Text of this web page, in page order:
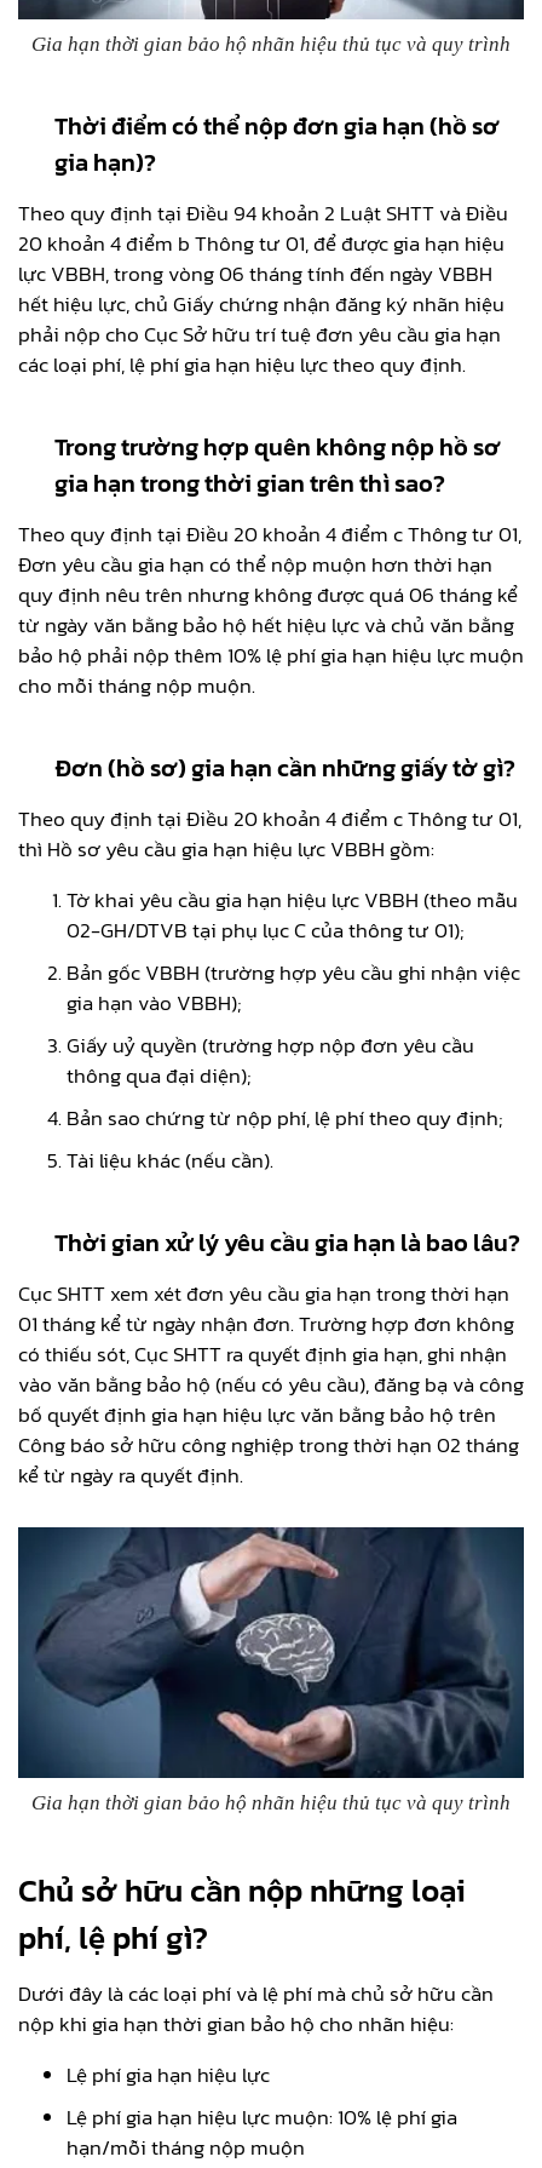
Gia hạn thời gian bảo hộ nhãn hiệu thủ tục và quy trình
Thời điểm có thể nộp đơn gia hạn (hồ sơ
gia hạn)?
Theo quy định tại Điều 94 khoản 2 Luật SHTT và Điều
20 khoản 4 điểm b Thông tư 01, để được gia hạn hiệu
lực VBBH, trong vòng 06 tháng tính đến ngày VBBH
hết hiệu lực, chủ Giấy chứng nhận đăng ký nhãn hiệu
phải nộp cho Cục Sở hữu trí tuệ đơn yêu cầu gia hạn
các loại phí, lệ phí gia hạn hiệu lực theo quy định.
Trong trường hợp quên không nộp hồ sơ
gia hạn trong thời gian trên thì sao?
Theo quy định tại Điều 20 khoản 4 điểm c Thông tư 01,
Đơn yêu cầu gia hạn có thể nộp muộn hơn thời hạn
quy định nêu trên nhưng không được quá 06 tháng kể
từ ngày văn bằng bảo hộ hết hiệu lực và chủ văn bằng
bảo hộ phải nộp thêm 10% lệ phí gia hạn hiệu lực muộn
cho mỗi tháng nộp muộn.
Đơn (hồ sơ) gia hạn cần những giấy tờ gì?
Theo quy định tại Điều 20 khoản 4 điểm c Thông tư 01,
thì Hồ sơ yêu cầu gia hạn hiệu lực VBBH gồm:
Tờ khai yêu cầu gia hạn hiệu lực VBBH (theo mẫu
02-GH/DTVB tại phụ lục C của thông tư 01);
Bản gốc VBBH (trường hợp yêu cầu ghi nhận việc
gia hạn vào VBBH);
Giấy uỷ quyền (trường hợp nộp đơn yêu cầu
thông qua đại diện);
Bản sao chứng từ nộp phí, lệ phí theo quy định;
Tài liệu khác (nếu cần).
Thời gian xử lý yêu cầu gia hạn là bao lâu?
Cục SHTT xem xét đơn yêu cầu gia hạn trong thời hạn
01 tháng kể từ ngày nhận đơn. Trường hợp đơn không
có thiếu sót, Cục SHTT ra quyết định gia hạn, ghi nhận
vào văn bằng bảo hộ (nếu có yêu cầu), đăng bạ và công
bố quyết định gia hạn hiệu lực văn bằng bảo hộ trên
Công báo sở hữu công nghiệp trong thời hạn 02 tháng
kể từ ngày ra quyết định.
Gia hạn thời gian bảo hộ nhãn hiệu thủ tục và quy trình
Chủ sở hữu cần nộp những loại
phí, lệ phí gì?
Dưới đây là các loại phí và lệ phí mà chủ sở hữu cần
nộp khi gia hạn thời gian bảo hộ cho nhãn hiệu:
Lệ phí gia hạn hiệu lực
Lệ phí gia hạn hiệu lực muộn: 10% lệ phí gia
hạn/mỗi tháng nộp muộn